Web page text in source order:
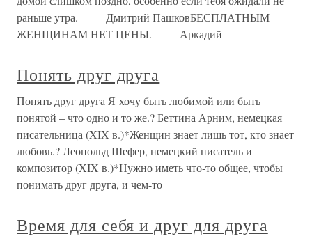
раньше утра. Дмитрий ПашковБЕСПЛАТНЫМ
ЖЕНЩИНАМ НЕТ ЦЕНЫ. Аркадий
Понять друг друга
Понять друг друга Я хочу быть любимой или быть
понятой – что одно и то же.? Беттина Арним, немецкая
писательница (XIX в.)*Женщин знает лишь тот, кто знает
любовь.? Леопольд Шефер, немецкий писатель и
композитор (XIX в.)*Нужно иметь что-то общее, чтобы
понимать друг друга, и чем-то
Время для себя и друг для друга